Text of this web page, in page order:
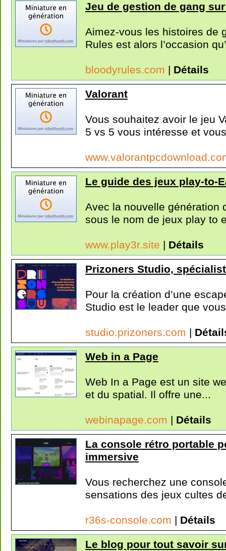
Jeu de gestion de gang
Aimez-vous les histoires de
Rules est alors l’occasion
bloodyrules.com | Détails
Valorant
Vous souhaitez avoir le jeu
5 vs 5 vous intéresse et
Le guide des jeux play-to-
Avec la nouvelle génération
sous le nom de jeux play to
www.play3r.site | Détails
Prizoners Studio,
Pour la création d’une
Studio est le leader que
studio.prizoners.com |
Web in a Page
Web In a Page est un site
et du spatial. Il offre une...
webinapage.com | Détails
La console rétro portable
immersive
Vous recherchez une
sensations des jeux cultes
r36s-console.com | Détails
Le blog pour tout savoir